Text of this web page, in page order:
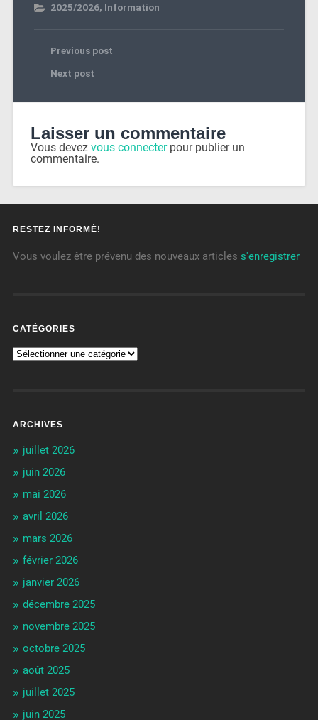
2025/2026, Information
Previous post
Next post
Laisser un commentaire
Vous devez vous connecterpour publier un
commentaire.
RESTEZ INFORMÉ!
Vous voulez être prévenu des nouveaux articles s'enregistrer
CATÉGORIES
ARCHIVES
juillet 2026
juin 2026
mai 2026
avril 2026
mars 2026
février 2026
janvier 2026
décembre 2025
novembre 2025
octobre 2025
août 2025
juillet 2025
juin 2025